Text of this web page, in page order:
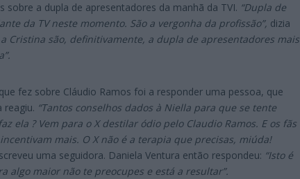
sobre a dupla de apresentadores da manhã da TVI. “Dupla de
da TV neste momento. São a vergonha da profissão”, dizia
a Cristina são, definitivamente, a dupla de apresentadores mais
fez sobre Cláudio Ramos foi a responder uma pessoa, que
reagiu. “Tantos conselhos dados à Niella para que se tente
ela ? Vem para o X destilar ódio pelo Claudio Ramos. E os fãs
mais. O X não é a terapia que precisas, miúda!
uma seguidora. Daniela Ventura então respondeu: “Isto é
algo maior não te preocupes e está a resultar”.